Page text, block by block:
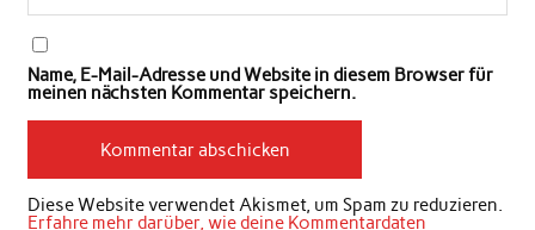
Name, E-Mail-Adresse und Website in diesem Browser für
meinen nächsten Kommentar speichern.
Diese Website verwendet Akismet, um Spam zu reduzieren.
Erfahre mehr darüber, wie deine Kommentardaten